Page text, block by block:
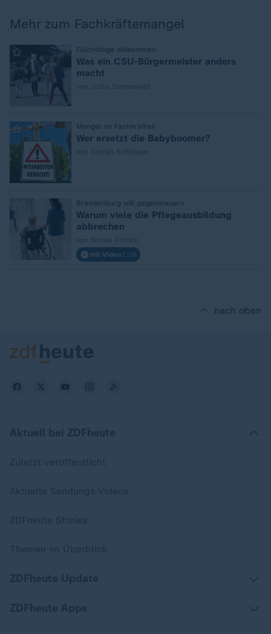
Mehr zum Fachkräftemangel
Flüchtlinge willkommen
Was ein CSU-Bürgermeister anders
macht
Mangel an Fachkräften
:
Wer ersetzt die Babyboomer?
Brandenburg will gegensteuern
Warum viele die Pflegeausbildung
abbrechen
mit Video 1:56
nach oben